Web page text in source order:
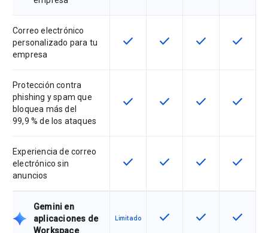
Correo electrónico
personalizado para tu
empresa
Esta función está disponible para
check Esta función está
check Esta función
check Esta
check
Protección contra
phishing y spam que
bloquea más del
99,9 % de los ataques
Esta función está disponible para
check Esta función está
check Esta función
check Esta
check
Experiencia de correo
electrónico sin
anuncios
Esta función está disponible para
check Esta función está
check Esta función
check Esta
check
Gemini en
aplicaciones de
Workspace
Limitado Esta función está
check Esta función
check Esta
check